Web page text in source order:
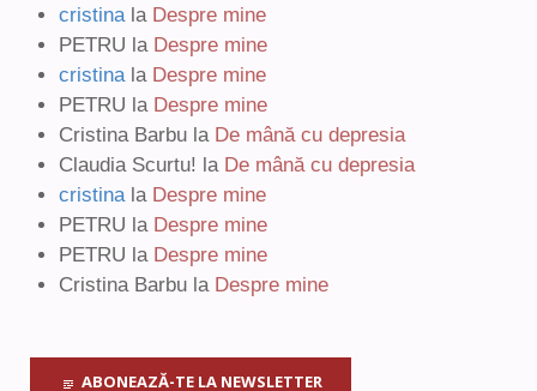
cristinala Despre mine
PETRU la Despre mine
cristinala Despre mine
PETRU la Despre mine
Cristina Barbu la De mână cu depresia
Claudia Scurtu! la De mână cu depresia
cristinala Despre mine
PETRU la Despre mine
PETRU la Despre mine
Cristina Barbu la Despre mine
ABONEAZĂ-TE LA NEWSLETTER